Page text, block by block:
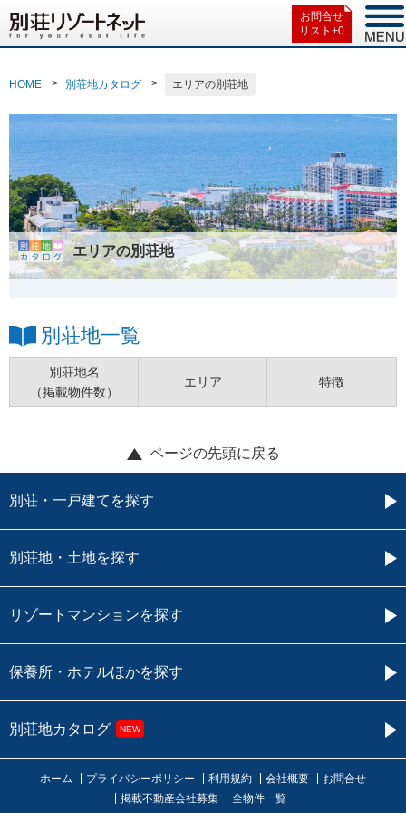
お問合せ
リスト+0
HOME 別荘地カタログ エリアの別荘地
エリアの別荘地
別荘地一覧
別荘地名
（掲載物件数）
エリア 特徴
ページの先頭に戻る
別荘・一戸建てを探す
別荘地・土地を探す
リゾートマンションを探す
保養所・ホテルほかを探す
別荘地カタログ NEW
ホーム プライバシーポリシー 利用規約 会社概要
お問合せ
掲載不動産会社募集
全物件一覧